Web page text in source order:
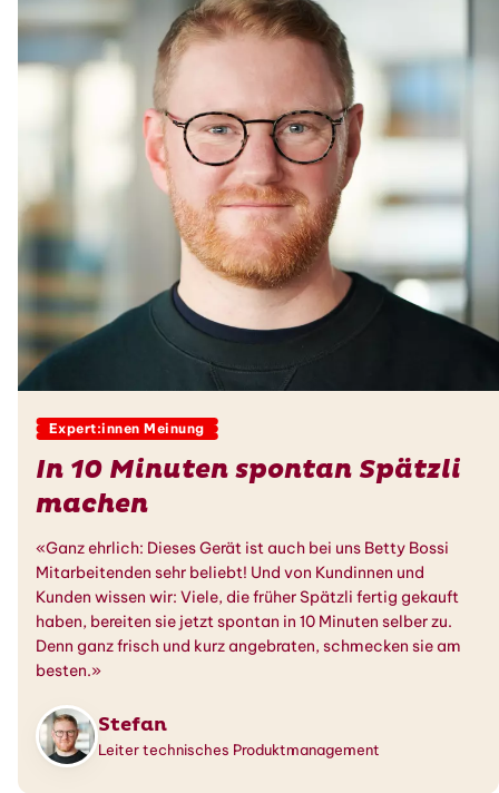
Expert:innen Meinung
In 10 Minuten spontan Spätzli
machen
«Ganz ehrlich: Dieses Gerät ist auch bei uns Betty Bossi
Mitarbeitenden sehr beliebt! Und von Kundinnen und
Kunden wissen wir: Viele, die früher Spätzli fertig gekauft
haben, bereiten sie jetzt spontan in 10 Minuten selber zu.
Denn ganz frisch und kurz angebraten, schmecken sie am
besten.»
Stefan
Leiter technisches Produktmanagement